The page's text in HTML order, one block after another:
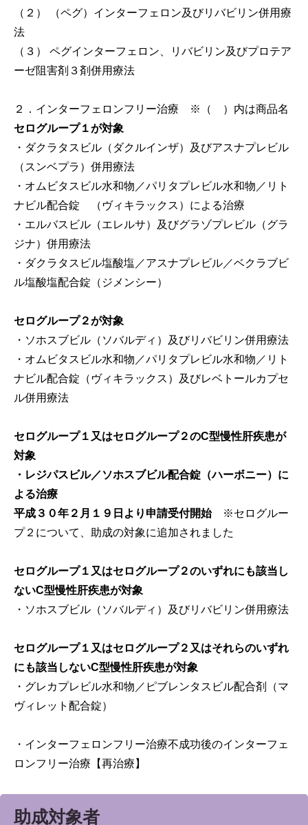
（２） （ペグ）インターフェロン及びリバビリン併用療
法
（３） ペグインターフェロン、リバビリン及びプロテア
ーゼ阻害剤３剤併用療法
２．インターフェロンフリー治療 ※（ ）内は商品名
セログループ１が対象
・ダクラタスビル（ダクルインザ）及びアスナプレビル
（スンベプラ）併用療法
・オムビタスビル水和物／パリタプレビル水和物／リト
ナビル配合錠 （ヴィキラックス）による治療
・エルバスビル（エレルサ）及びグラゾプレビル（グラ
ジナ）併用療法
・ダクラタスビル塩酸塩／アスナプレビル／ベクラブビ
ル塩酸塩配合錠（ジメンシー）
セログループ２が対象
・ソホスブビル（ソバルディ）及びリバビリン併用療法
・オムビタスビル水和物／パリタプレビル水和物／リト
ナビル配合錠（ヴィキラックス）及びレベトールカプセ
ル併用療法
セログループ１ 又はセログループ２のC型慢性肝疾患が
対象
・レジパスビル／ソホスブビル配合錠（ハーボニー）に
よる治療
平成３０年２月１９日より申請受付開始
※セログルー
プ２について、助成の対象に追加されました
セログループ１ 又はセログループ２のいずれにも該当し
ないC型慢性肝疾患が対象
・ソホスブビル（ソバルディ）及びリバビリン併用療法
セログループ１又はセログループ２又はそれらのいずれ
にも該当しないC型慢性肝疾患が対象
・グレカプレビル水和物／ピブレンタスビル配合剤（マ
ヴィレット配合錠）
・インターフェロンフリー治療不成功後のインターフェ
ロンフリー治療【再治療】
助成対象者